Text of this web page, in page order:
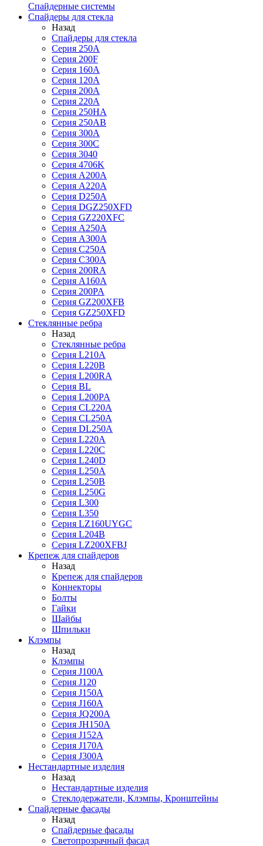
Спайдерные системы
Спайдеры для стекла
Назад
Спайдеры для стекла
Серия 250А
Серия 200F
Серия 160А
Серия 120A
Серия 200А
Серия 220А
Серия 250HA
Серия 250АB
Серия 300А
Серия 300С
Серия 3040
Серия 4706K
Серия A200A
Серия A220A
Серия D250A
Серия DGZ250XFD
Серия GZ220XFC
Серия А250А
Серия А300А
Серия С250A
Серия С300A
Серия 200RA
Серия А160A
Серия 200PA
Серия GZ200XFB
Серия GZ250XFD
Стеклянные ребра
Назад
Стеклянные ребра
Серия L210А
Серия L220В
Серия L200RA
Серия BL
Серия L200PA
Серия CL220A
Серия CL250A
Серия DL250A
Серия L220A
Серия L220C
Серия L240D
Серия L250A
Серия L250B
Серия L250G
Серия L300
Серия L350
Серия LZ160UYGC
Серия L204B
Серия LZ200XFBJ
Крепеж для спайдеров
Назад
Крепеж для спайдеров
Коннекторы
Болты
Гайки
Шайбы
Шпильки
Клэмпы
Назад
Клэмпы
Серия J100A
Серия J120
Серия J150A
Серия J160A
Серия JQ200A
Серия JH150A
Серия J152A
Серия J170A
Серия J300A
Нестандартные изделия
Назад
Нестандартные изделия
Стеклодержатели, Клэмпы, Кронштейны
Спайдерные фасады
Назад
Спайдерные фасады
Светопрозрачный фасад